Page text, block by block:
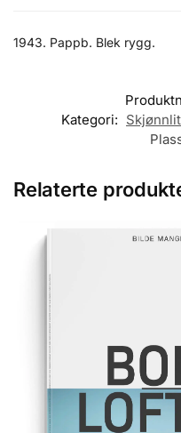
1943. Pappb. Blek rygg.
Kategori:
Relaterte